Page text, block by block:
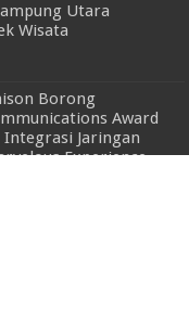
Utara
Wisata
Borong
Award
Integrasi Jaringan
Experience